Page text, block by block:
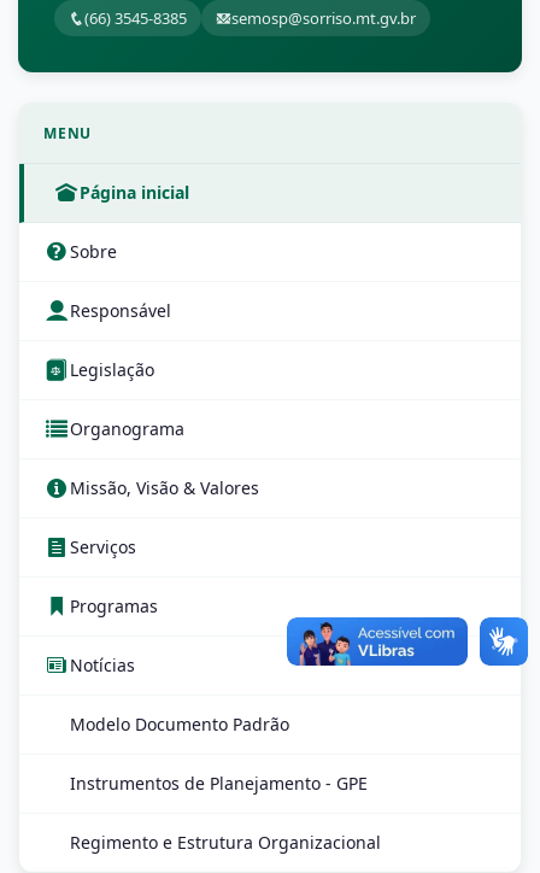
(66) 3545-8385 semosp@sorriso.mt.gv.br
MENU
Página inicial
Sobre
Responsável
Legislação
Organograma
Missão, Visão & Valores
Serviços
Programas
Notícias
Modelo Documento Padrão
Instrumentos de Planejamento - GPE
Regimento e Estrutura Organizacional